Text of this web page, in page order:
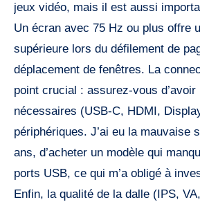
jeux vidéo, mais il est aussi
Un écran avec 75 Hz ou plus offre
supérieure lors du défilement de
déplacement de fenêtres. La
point crucial : assurez-vous d’avoir
nécessaires (USB-C, HDMI,
périphériques. J’ai eu la mauvaise
ans, d’acheter un modèle qui
ports USB, ce qui m’a obligé à
Enfin, la qualité de la dalle (IPS,